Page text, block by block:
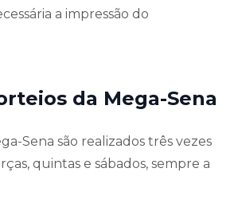
a impressão do
da Mega-Sena
Sena são realizados três vezes
quintas e sábados, sempre a